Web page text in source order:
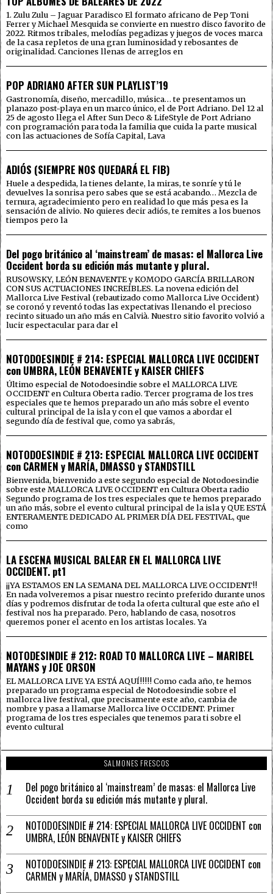
1. Zulu Zulu – Jaguar Paradisco El formato africano de Pep Toni
Ferrer y Michael Mesquida se convierte en nuestro disco favorito de
2022. Ritmos tribales, melodías pegadizas y juegos de voces marca
de la casa repletos de una gran luminosidad y rebosantes de
originalidad. Canciones llenas de arreglos en
POP ADRIANO AFTER SUN PLAYLIST’19
Gastronomía, diseño, mercadillo, música… te presentamos un
planazo post-playa en un marco único, el de Port Adriano. Del 12 al
25 de agosto llega el After Sun Deco & LifeStyle de Port Adriano
con programación para toda la familia que cuida la parte musical
con las actuaciones de Sofía Capital, Lava
ADIÓS (SIEMPRE NOS QUEDARÁ EL FIB)
Huele a despedida, la tienes delante, la miras, te sonríe y tú le
devuelves la sonrisa pero sabes que se está acabando… Mezcla de
ternura, agradecimiento pero en realidad lo que más pesa es la
sensación de alivio. No quieres decir adiós, te remites a los buenos
tiempos pero la
Del pogo británico al ‘mainstream’ de masas: el Mallorca Live
Occident borda su edición más mutante y plural.
RUSOWSKY, LEÓN BENAVENTE y KOMODO GARCÍA BRILLARON
CON SUS ACTUACIONES INCREÍBLES. La novena edición del
Mallorca Live Festival (rebautizado como Mallorca Live Occident)
se coronó y reventó todas las expectativas llenando el precioso
recinto situado un año más en Calvià. Nuestro sitio favorito volvió a
lucir espectacular para dar el
NOTODOESINDIE # 214: ESPECIAL MALLORCA LIVE OCCIDENT
con UMBRA, LEÓN BENAVENTE y KAISER CHIEFS
Último especial de Notodoesindie sobre el MALLORCA LIVE
OCCIDENT en Cultura Oberta radio. Tercer programa de los tres
especiales que te hemos preparado un año más sobre el evento
cultural principal de la isla y con el que vamos a abordar el
segundo día de festival que, como ya sabrás,
NOTODOESINDIE # 213: ESPECIAL MALLORCA LIVE OCCIDENT
con CARMEN y MARÍA, DMASSO y STANDSTILL
Bienvenida, bienvenido a este segundo especial de Notodoesindie
sobre este MALLORCA LIVE OCCIDENT en Cultura Oberta radio
Segundo programa de los tres especiales que te hemos preparado
un año más, sobre el evento cultural principal de la isla y QUE ESTÁ
ENTERAMENTE DEDICADO AL PRIMER DÍA DEL FESTIVAL, que
como
LA ESCENA MUSICAL BALEAR EN EL MALLORCA LIVE
OCCIDENT. pt1
¡¡YA ESTAMOS EN LA SEMANA DEL MALLORCA LIVE OCCIDENT!!
En nada volveremos a pisar nuestro recinto preferido durante unos
días y podremos disfrutar de toda la oferta cultural que este año el
festival nos ha preparado. Pero, hablando de casa, nosotros
queremos poner el acento en los artistas locales. Ya
NOTODESINDIE # 212: ROAD TO MALLORCA LIVE – MARIBEL
MAYANS y JOE ORSON
EL MALLORCA LIVE YA ESTÁ AQUÍ!!!!! Como cada año, te hemos
preparado un programa especial de Notodoesindie sobre el
mallorca live festival, que precisamente este año, cambia de
nombre y pasa a llamarse Mallorca live OCCIDENT. Primer
programa de los tres especiales que tenemos para ti sobre el
evento cultural
SALMONES FRESCOS
Del pogo británico al ‘mainstream’ de masas: el Mallorca Live
Occident borda su edición más mutante y plural.
NOTODOESINDIE # 214: ESPECIAL MALLORCA LIVE OCCIDENT con
UMBRA, LEÓN BENAVENTE y KAISER CHIEFS
NOTODOESINDIE # 213: ESPECIAL MALLORCA LIVE OCCIDENT con
CARMEN y MARÍA, DMASSO y STANDSTILL